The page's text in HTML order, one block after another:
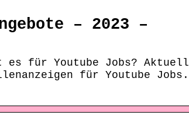
– 2023 –
für Youtube Jobs? Aktuell
für Youtube Jobs.